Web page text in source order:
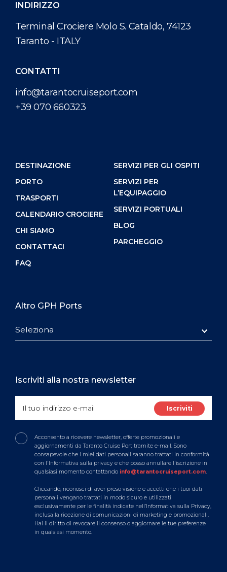
INDIRIZZO
Terminal Crociere Molo S. Cataldo, 74123
Taranto - ITALY
CONTATTI
info@tarantocruiseport.com
+39 070 660323
DESTINAZIONE
PORTO
TRASPORTI
CALENDARIO CROCIERE
CHI SIAMO
CONTATTACI
FAQ
SERVIZI PER GLI OSPITI
SERVIZI PER
L’EQUIPAGGIO
SERVIZI PORTUALI
BLOG
PARCHEGGIO
Altro GPH Ports
Seleziona
Iscriviti alla nostra newsletter
Acconsento a ricevere newsletter, offerte promozionali e
aggiornamenti da Taranto Cruise Port tramite e-mail. Sono
consapevole che i miei dati personali saranno trattati in conformità
con l'Informativa sulla privacy e che posso annullare l'iscrizione in
qualsiasi momento contattando info@tarantocruiseport.com.
Cliccando, riconosci di aver preso visione e accetti che i tuoi dati
personali vengano trattati in modo sicuro e utilizzati
esclusivamente per le finalità indicate nell’Informativa sulla Privacy,
inclusa la ricezione di comunicazioni di marketing e promozionali.
Hai il diritto di revocare il consenso o aggiornare le tue preferenze
in qualsiasi momento.